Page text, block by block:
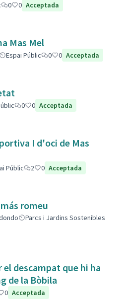
0 0 Acceptada
Mas Mel
Espai Públic 0 0 Acceptada
0 0 Acceptada
I d'oci de Mas
Públic 2 0 Acceptada
romeu
Parcs i Jardins Sostenibles
descampat que hi ha
de la Bòbila
0 Acceptada